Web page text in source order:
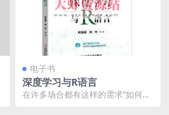
电子书
深度学习与R语言
在许多场合都有这样的需求“如何对